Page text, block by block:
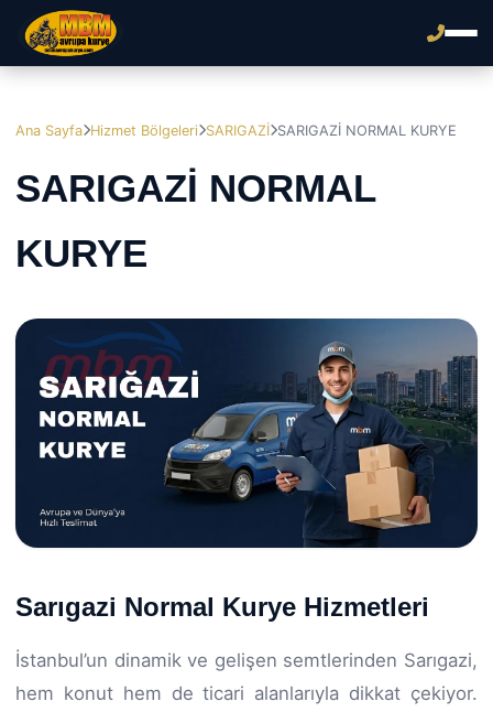
Ana Sayfa Hizmet Bölgeleri SARIGAZİ SARIGAZİ NORMAL KURYE
SARIGAZİ NORMAL
KURYE
Sarıgazi Normal Kurye Hizmetleri
İstanbul’un dinamik ve gelişen semtlerinden Sarıgazi,
hem konut hem de ticari alanlarıyla dikkat çekiyor.